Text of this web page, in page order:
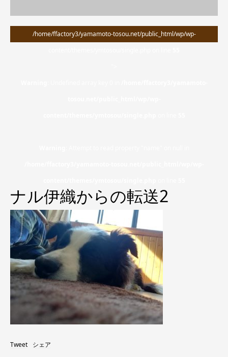
/home/ffactory3/yamamoto-tosou.net/public_html/wp/wp-
ナル伊織からの転送2
Tweet シェア